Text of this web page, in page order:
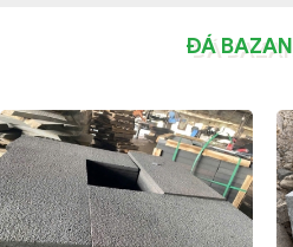
ĐÁ